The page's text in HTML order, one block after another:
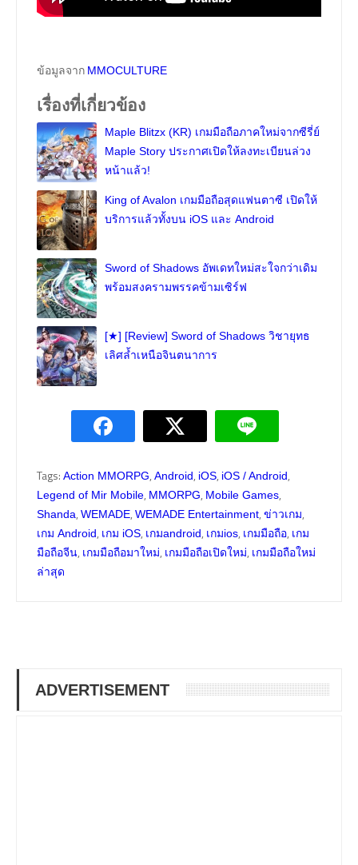
ข้อมูลจาก MMOCULTURE
เรื่องที่เกี่ยวข้อง
Maple Blitzx (KR) เกมมือถือภาคใหม่จากซีรี่ย์
Maple Story ประกาศเปิดให้ลงทะเบียนล่วง
หน้าแล้ว!
King of Avalon เกมมือถือสุดแฟนตาซี เปิดให้
บริการแล้วทั้งบน iOS และ Android
Sword of Shadows อัพเดทใหม่สะใจกว่าเดิม
พร้อมสงครามพรรคข้ามเซิร์ฟ
[★] [Review] Sword of Shadows วิชายุทธ
เลิศล้ำเหนือจินตนาการ
Tags: Action MMORPG, Android, iOS, iOS / Android,
Legend of Mir Mobile, MMORPG, Mobile Games,
Shanda, WEMADE, WEMADE Entertainment, ข่าวเกม,
เกม Android, เกม iOS, เกมandroid, เกมios, เกมมือถือ, เกม
มือถือจีน, เกมมือถือมาใหม่, เกมมือถือเปิดใหม่, เกมมือถือใหม่
ล่าสุด
ADVERTISEMENT